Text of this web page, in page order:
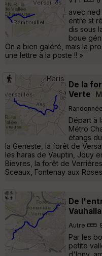
avec ned
entre st
dis sous
boue
On a bien galéré, mais la
une lettre à la poste !! »
De la
Verte
Départ à
Métro
étangs
la Geneste, la forêt de
les haras de Vauptin, Jouy
Bievres, la forêt de
Sceaux, Fontenay aux
De
Autre
Par les
petite
d'Igny,